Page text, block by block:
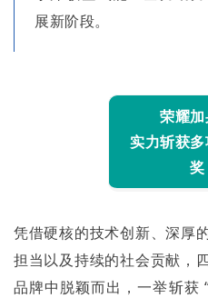
展新阶段。
荣耀加
实力斩获
奖
凭借硬核的技术创新、深厚
担当以及持续的社会贡献，
品牌中脱颖而出，一举斩获